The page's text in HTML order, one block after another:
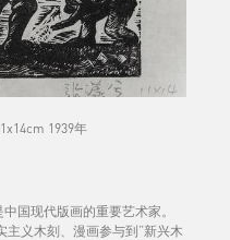
1939年
国现代版画的重要艺术家。
义木刻、漫画参与到“新兴木